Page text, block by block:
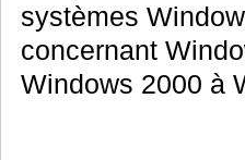
systèmes
concernant
Windows 2000 à